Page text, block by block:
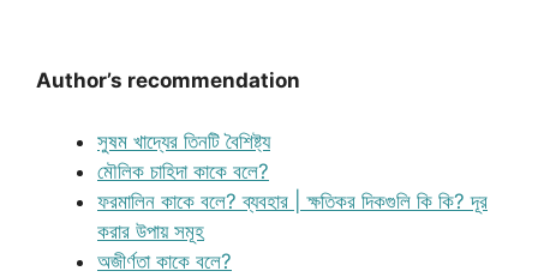
Author’s recommendation
সুষম খাদ্যের তিনটি বৈশিষ্ট্য
মৌলিক চাহিদা কাকে বলে?
ফরমালিন কাকে বলে? ব্যবহার | ক্ষতিকর দিকগুলি কি কি? দূর
করার উপায় সমূহ
অজীর্ণতা কাকে বলে?